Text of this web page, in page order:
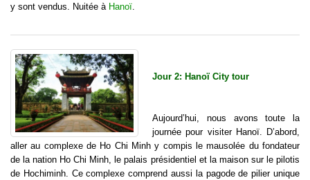
y sont vendus. Nuitée à Hanoï
Jour 2: Hanoï City tour
Aujourd’hui, nous avons toute la
journée pour visiter Hanoï. D’abord,
aller au complexe de Ho Chi Minh y compis le mausolée du fondateur
de la nation Ho Chi Minh, le palais présidentiel et la maison sur le pilotis
de Hochiminh. Ce complexe comprend aussi la pagode de pilier unique